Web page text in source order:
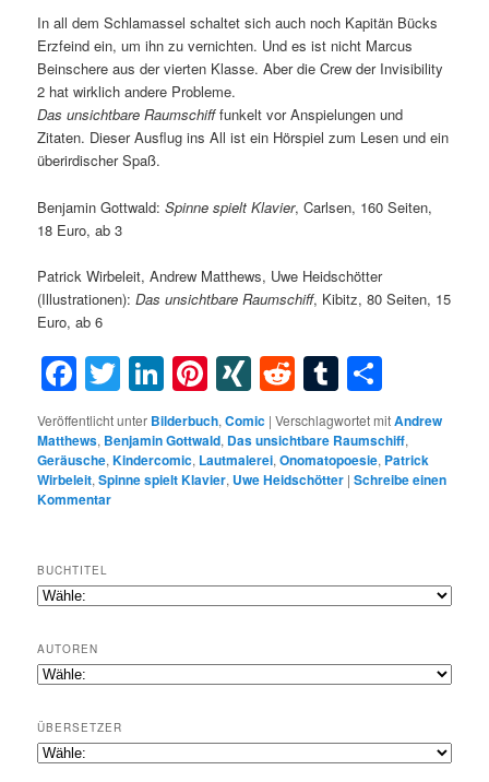
In all dem Schlamassel schaltet sich auch noch Kapitän Bücks
Erzfeind ein, um ihn zu vernichten. Und es ist nicht Marcus
Beinschere aus der vierten Klasse. Aber die Crew der Invisibility
2 hat wirklich andere Probleme.
Das unsichtbare Raumschifffunkelt vor Anspielungen und
Zitaten. Dieser Ausflug ins All ist ein Hörspiel zum Lesen und ein
überirdischer Spaß.
Benjamin Gottwald:Spinne spielt Klavier, Carlsen, 160 Seiten,
18 Euro, ab 3
Patrick Wirbeleit, Andrew Matthews, Uwe Heidschötter
(Illustrationen):Das unsichtbare Raumschiff, Kibitz, 80 Seiten, 15
Euro, ab 6
Facebook
Twitter
LinkedIn
Pinterest
XINGRedditTumblr
Veröffentlicht unter Bilderbuch,Comic |Verschlagwortet mitAndrew
Matthews, Benjamin Gottwald, Das unsichtbare Raumschiff,
Geräusche,Kindercomic, Lautmalerei,Onomatopoesie, Patrick
Wirbeleit,Spinne spielt Klavier, Uwe Heidschötter |Schreibe einen
Kommentar
BUCHTITEL
AUTOREN
ÜBERSETZER